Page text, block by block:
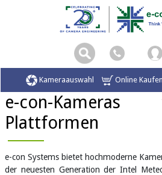
Kameraauswahl Online Kaufen
Startseite Kameras für Intel-basierte
e-con-
Plattformen
e-con Systems bietet hochmoderne
der neuesten Generation der Intel